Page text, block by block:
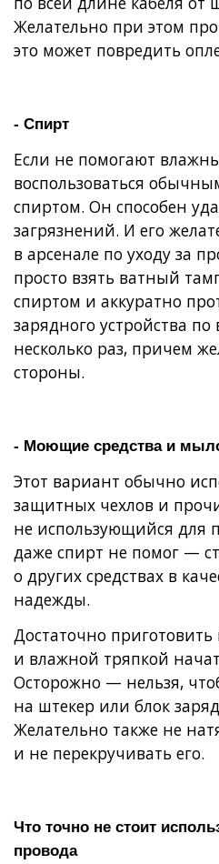
Желательно при этом
это может повредить
- Спирт
Если не помогают
воспользоваться
спиртом. Он способен
загрязнений. И его
в арсенале по уходу за
просто взять ватный
спиртом и аккуратно
зарядного устройства
несколько раз, причем
стороны.
- Моющие средства и
Этот вариант обычно
защитных чехлов и
не использующийся для
даже спирт не помог —
о других средствах в
надежды.
Достаточно
и влажной тряпкой
Осторожно — нельзя,
на штекер или блок
Желательно также не
и не перекручивать его.
Что точно не стоит
провода